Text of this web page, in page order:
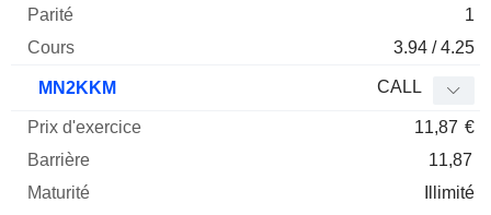
1
3.94 / 4.25
MN2KKM CALL
11,87 €
11,87
Illimité